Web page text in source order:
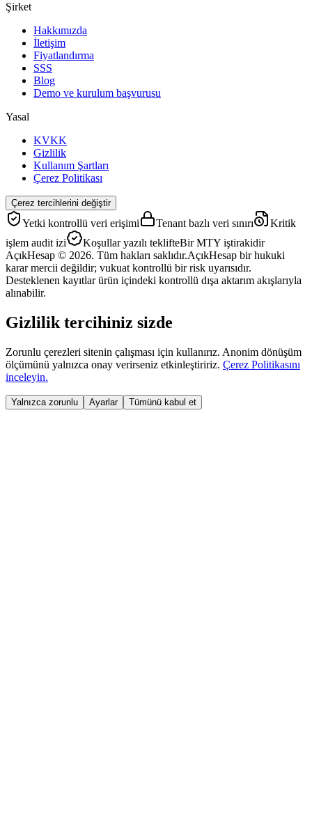
Şirket
Hakkımızda
İletişim
Fiyatlandırma
SSS
Blog
Demo ve kurulum başvurusu
Yasal
KVKK
Gizlilik
Kullanım Şartları
Çerez Politikası
Çerez tercihlerini değiştir
Yetki kontrollü veri erişimi Tenant bazlı veri sınırı
Kritik
işlem audit izi
Koşullar yazılı teklifteBir MTY iştirakidir
AçıkHesap © 2026. Tüm hakları saklıdır.AçıkHesap bir hukuki
karar mercii değildir; vukuat kontrollü bir risk uyarısıdır.
Desteklenen kayıtlar ürün içindeki kontrollü dışa aktarım akışlarıyla
alınabilir.
Gizlilik tercihiniz sizde
Zorunlu çerezleri sitenin çalışması için kullanırız. Anonim dönüşüm
ölçümünü yalnızca onay verirseniz etkinleştiririz. Çerez Politikasını
inceleyin.
Yalnızca zorunlu Ayarlar Tümünü kabul et